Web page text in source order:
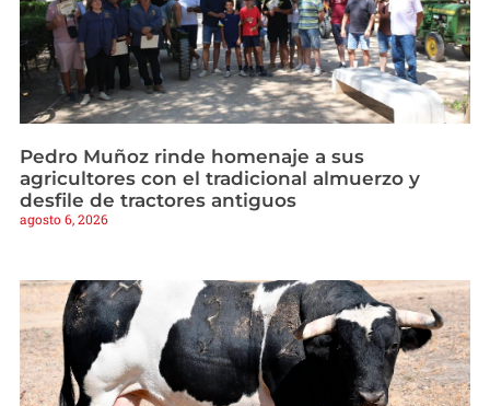
Pedro Muñoz rinde homenaje a sus
agricultores con el tradicional almuerzo y
desfile de tractores antiguos
agosto 6, 2026